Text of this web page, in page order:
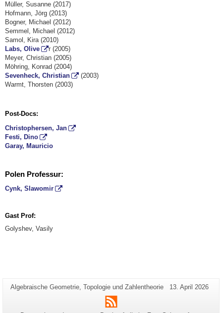
Müller, Susanne (2017)
Hofmann, Jörg (2013)
Bogner, Michael (2012)
Semmel, Michael (2012)
Samol, Kira (2010)
Labs, Olive
r (2005)
Meyer, Christian (2005)
Möhring, Konrad (2004)
Sevenheck, Christian
(2003)
Warmt, Thorsten (2003)
Post-Docs:
Christophersen, Jan
Festi, Dino
Garay, Mauricio
Polen Professur:
Cynk, Slawomir
Gast Prof:
Golyshev, Vasily
Zusätzliche
Informationen
zu
Seiten-
Algebraische Geometrie, Topologie und Zahlentheorie
Letzte
13. April 2026
RSS